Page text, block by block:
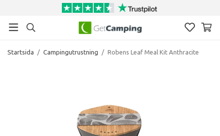
Startsida / Campingutrustning / Robens Leaf Meal Kit Anthracite